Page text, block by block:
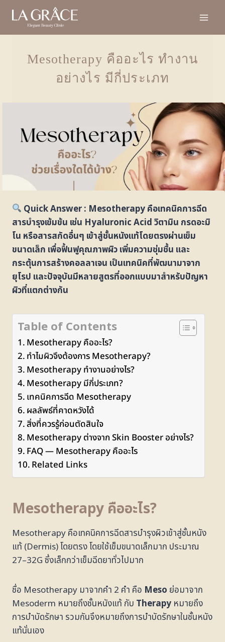
Mesotherapy คืออะไร ทำงาน
อย่างไร มีกี่ประเภท
Quick Answer : Mesotherapy คือเทคนิคการฉีด
สารบำรุงเข้มข้น เช่น Hyaluronic Acid วิตามิน กรดอะมิ
โน หรือสารสกัดอื่นๆ เข้าสู่ชั้นหนังแท้โดยตรงผ่านเข็ม
ขนาดเล็ก เพื่อฟื้นฟูคุณภาพผิว เพิ่มความชุ่มชื้น และ
กระตุ้นการสร้างคอลลาเจน เป็นเทคนิคที่พัฒนามาจาก
ยุโรป และปัจจุบันมีหลายสูตรที่ออกแบบมาสำหรับปัญหา
ผิวที่แตกต่างกัน
Table of Contents
Mesotherapy คืออะไร?
ทำไมผิวจึงต้องการ Mesotherapy?
Mesotherapy ทำงานอย่างไร?
Mesotherapy มีกี่ประเภท?
เทคนิคการฉีด Mesotherapy
ผลลัพธ์ที่คาดหวังได้
สิ่งที่ควรรู้ก่อนตัดสินใจ
Mesotherapy ต่างจาก Skin Booster อย่างไร?
FAQ — Mesotherapy คืออะไร
Related Links
Mesotherapy คืออะไร?
Mesotherapy คือเทคนิคการฉีดสารบำรุงผิวเข้าสู่ชั้นหนัง
แท้ (Dermis) โดยตรง โดยใช้เข็มขนาดเล็กมาก ประมาณ
27–32G ซึ่งเล็กกว่าเข็มฉีดยาทั่วไปมาก
ชื่อ Mesotherapy มาจากคำ 2 คำ คือ Meso ย่อมาจาก
Mesoderm หมายถึงชั้นหนังแท้ กับ Therapy หมายถึง
การบำบัดรักษา รวมกันจึงหมายถึงการบำบัดรักษาในชั้นหนัง
แท้นั่นเอง